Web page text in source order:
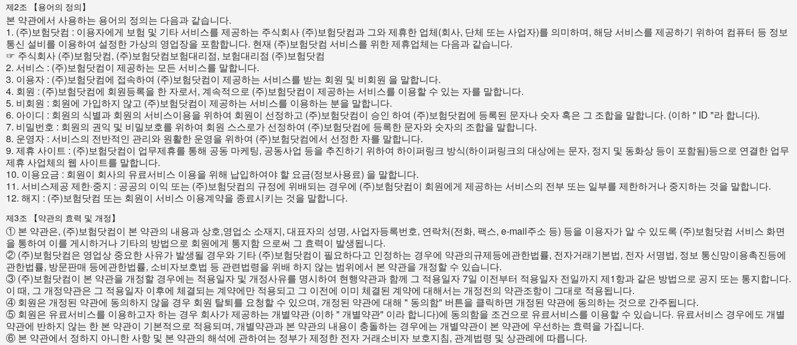
제2조 【용어의 정의】
본 약관에서 사용하는 용어의 정의는 다음과 같습니다.
1. (주)보험닷컴 : 이용자에게 보험 및 기타 서비스를 제공하는 주식회사 (주)보험닷컴과 그와 제휴한 업체(회사, 단체 또는 사업자)를 의미하며, 해당 서비스를 제공하기 위하여 컴퓨터 등 정보
통신 설비를 이용하여 설정한 가상의 영업장을 포함합니다. 현재 (주)보험닷컴 서비스를 위한 제휴업체는 다음과 같습니다.
☞ 주식회사 (주)보험닷컴, (주)보험닷컴보험대리점, 보험대리점 (주)보험닷컴
2. 서비스 : (주)보험닷컴이 제공하는 모든 서비스를 말합니다.
3. 이용자 : (주)보험닷컴에 접속하여 (주)보험닷컴이 제공하는 서비스를 받는 회원 및 비회원 을 말합니다.
4. 회원 : (주)보험닷컴에 회원등록을 한 자로서, 계속적으로 (주)보험닷컴이 제공하는 서비스를 이용할 수 있는 자를 말합니다.
5. 비회원 : 회원에 가입하지 않고 (주)보험닷컴이 제공하는 서비스를 이용하는 분을 말합니다.
6. 아이디 : 회원의 식별과 회원의 서비스이용을 위하여 회원이 선정하고 (주)보험닷컴이 승인 하여 (주)보험닷컴에 등록된 문자나 숫자 혹은 그 조합을 말합니다. (이하 " ID "라 합니다).
7. 비밀번호 : 회원의 권익 및 비밀보호를 위하여 회원 스스로가 선정하여 (주)보험닷컴에 등록한 문자와 숫자의 조합을 말합니다.
8. 운영자 : 서비스의 전반적인 관리와 원활한 운영을 위하여 (주)보험닷컴에서 선정한 자를 말합니다.
9. 제휴 사이트 : (주)보험닷컴이 업무제휴를 통해 공동 마케팅, 공동사업 등을 추진하기 위하여 하이퍼링크 방식(하이퍼링크의 대상에는 문자, 정지 및 동화상 등이 포함됨)등으로 연결한 업무
제휴 사업체의 웹 사이트를 말합니다.
10. 이용요금 : 회원이 회사의 유료서비스 이용을 위해 납입하여야 할 요금(정보사용료) 을 말합니다.
11. 서비스제공 제한·중지 : 공공의 이익 또는 (주)보험닷컴의 규정에 위배되는 경우에 (주)보험닷컴이 회원에게 제공하는 서비스의 전부 또는 일부를 제한하거나 중지하는 것을 말합니다.
12. 해지 : (주)보험닷컴 또는 회원이 서비스 이용계약을 종료시키는 것을 말합니다.
제3조 【약관의 효력 및 개정】
① 본 약관은, (주)보험닷컴이 본 약관의 내용과 상호,영업소 소재지, 대표자의 성명, 사업자등록번호, 연락처(전화, 팩스, e-mail주소 등) 등을 이용자가 알 수 있도록 (주)보험닷컴 서비스 화면
을 통하여 이를 게시하거나 기타의 방법으로 회원에게 통지함 으로써 그 효력이 발생됩니다.
② (주)보험닷컴은 영업상 중요한 사유가 발생될 경우와 기타 (주)보험닷컴이 필요하다고 인정하는 경우에 약관의규제등에관한법률, 전자거래기본법, 전자 서명법, 정보 통신망이용촉진등에
관한법률, 방문판매 등에관한법률, 소비자보호법 등 관련법령을 위배 하지 않는 범위에서 본 약관을 개정할 수 있습니다.
③ (주)보험닷컴이 본 약관을 개정할 경우에는 적용일자 및 개정사유를 명시하여 현행약관과 함께 그 적용일자 7일 이전부터 적용일자 전일까지 제1항과 같은 방법으로 공지 또는 통지합니다.
이 때, 그 개정약관은 그 적용일자 이후에 체결되는 계약에만 적용되고 그 이전에 이미 체결된 계약에 대해서는 개정전의 약관조항이 그대로 적용됩니다.
④ 회원은 개정된 약관에 동의하지 않을 경우 회원 탈퇴를 요청할 수 있으며, 개정된 약관에 대해 " 동의함" 버튼을 클릭하면 개정된 약관에 동의하는 것으로 간주됩니다.
⑤ 회원은 유료서비스를 이용하고자 하는 경우 회사가 제공하는 개별약관 (이하 " 개별약관" 이라 합니다)에 동의함을 조건으로 유료서비스를 이용할 수 있습니다. 유료서비스 경우에도 개별
약관에 반하지 않는 한 본 약관이 기본적으로 적용되며, 개별약관과 본 약관의 내용이 충돌하는 경우에는 개별약관이 본 약관에 우선하는 효력을 가집니다.
⑥ 본 약관에서 정하지 아니한 사항 및 본 약관의 해석에 관하여는 정부가 제정한 전자 거래소비자 보호지침, 관계법령 및 상관례에 따릅니다.